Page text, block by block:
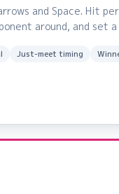
and Space. Hit
around, and set
Just-meet timing